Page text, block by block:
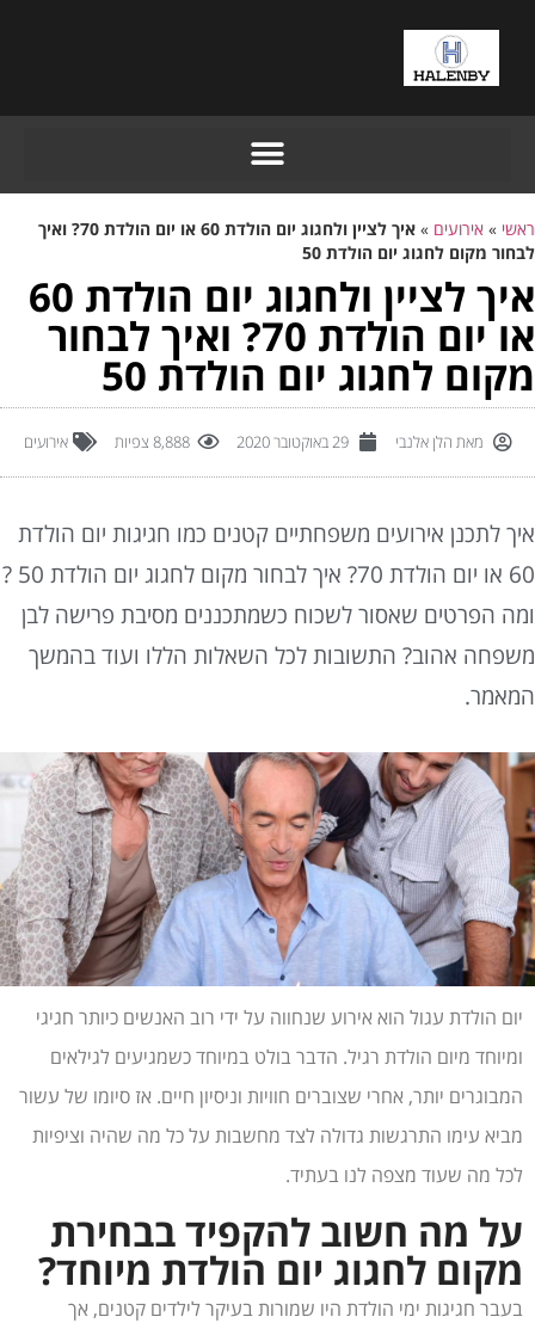
»אירועים»
איך לציין ולחגוג יום הולדת 60 או יום הולדת 70? ואיך
מקום לחגוג יום הולדת 50
איך לציין ולחגוג יום הולדת 60
או יום הולדת 70? ואיך לבחור
לחגוג יום הולדת 50
מאתהלן אלנבי 29 באוקטובר 2020 8,888 צפיות אירועים
לתכנן אירועים משפחתיים קטנים כמו חגיגות יום הולדת
60 או יום הולדת 70? איך לבחור מקום לחגוג יום הולדת 50 ?
הפרטים שאסור לשכוח כשמתכננים מסיבת פרישה לבן
אהוב? התשובות לכל השאלות הללו ועוד בהמשך
יום הולדת עגול הוא אירוע שנחווה על ידי רוב האנשים כיותר חגיגי
ומיוחד מיום הולדת רגיל. הדבר בולט במיוחד כשמגיעים לגילאים
המבוגרים יותר, אחרי שצוברים חוויות וניסיון חיים. אז סיומו של עשור
מביא עימו התרגשות גדולה לצד מחשבות על כל מה שהיה וציפיות
לכל מה שעוד מצפה לנו בעתיד.
על מה חשוב להקפיד בבחירת
מקום לחגוג יום הולדת מיוחד?
בעבר חגיגות ימי הולדת היו שמורות בעיקר לילדים קטנים, אך